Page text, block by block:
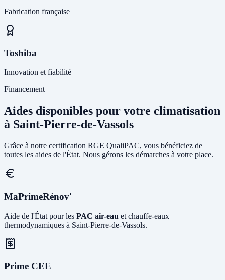
Fabrication française
Toshiba
Innovation et fiabilité
Financement
Aides disponibles pour votre climatisation
à Saint-Pierre-de-Vassols
Grâce à notre certification RGE QualiPAC, vous bénéficiez de
toutes les aides de l'État. Nous gérons les démarches à votre place.
MaPrimeRénov'
Aide de l'État pour les PAC air-eau et chauffe-eaux
thermodynamiques à Saint-Pierre-de-Vassols.
Prime CEE